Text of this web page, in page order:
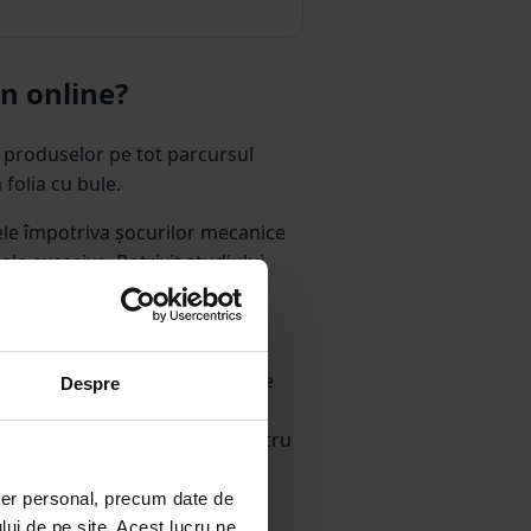
Despre
personal, precum date de
de pe site. Acest lucru ne
online?
pe tot parcursul
cu bule.
împotriva șocurilor mecanice
excesive. Potrivit studiului
sustenabile. Acestea sunt
ce 57% le preferă pentru că
bună rezistă la variații de
deteriorare. Este ideală pentru
sau documente.